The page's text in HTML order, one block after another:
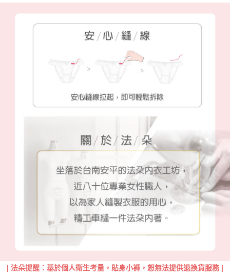
| 法朵提醒：基於個人衛生考量，貼身小褲，恕無法提供退換貨服務 |